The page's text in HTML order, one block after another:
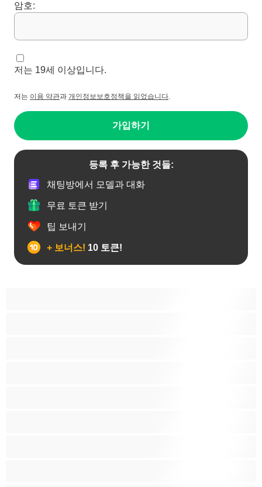
암호:
저는 19세 이상입니다.
저는 이용 약관과 개인정보보호정책을 읽었습니다.
가입하기
등록 후 가능한 것들:
채팅방에서 모델과 대화
무료 토큰 받기
팁 보내기
+ 보너스! 10 토큰!